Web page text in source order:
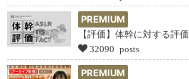
PREMIUM
【評価】体幹に対する評価
32090 posts
PREMIUM